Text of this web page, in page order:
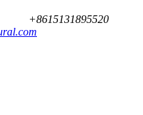
+8615131895520